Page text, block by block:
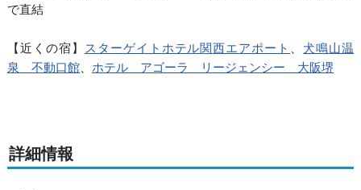
で直結
【近くの宿】 スターゲイトホテル関西エアポート
犬鳴山温
泉 不動口館、 ホテル アゴーラ リージェンシー 大阪堺
詳細情報